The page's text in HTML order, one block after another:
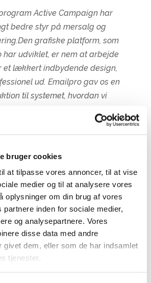
bruger cookies
at tilpasse vores annoncer, til at vise
medier og til at analysere vores
oplysninger om din brug af vores
partnere inden for sociale medier,
og analysepartnere. Vores
disse data med andre
givet dem, eller som de har indsamlet
tjenester.
Active Campaign har
bedre styr på mersalg og
Den grafiske platform, som
har udviklet, er nem at arbejde
et lækkert indbydende design,
ud. Emailpro gav os en
til systemet, hvordan vi
Salgs- og Marketingchef
og flere kunder
af det nye e-mail
oplevede Nordic Seaplanes
: Målrettet
og automatiserede e-mail